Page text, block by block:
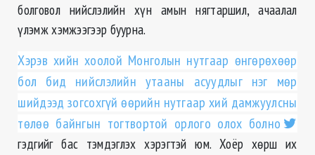
болговол нийслэлийн хүн амын нягтаршил, ачаалал
үлэмж хэмжээгээр буурна.
Хэрэв хийн хоолой Монголын нутгаар өнгөрөхөөр
бол бид нийслэлийн утааны асуудлыг нэг мөр
шийдээд зогсохгүй өөрийн нутгаар хий дамжуулсны
төлөө байнгын тогтвортой орлого олох болно
гэдгийг бас тэмдэглэх хэрэгтэй юм. Хоёр хөрш их